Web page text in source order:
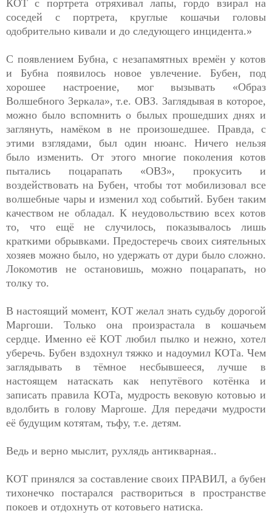
КОТ с портрета отряхивал лапы, гордо взирал на
соседей с портрета, круглые кошачьи головы
одобрительно кивали и до следующего инцидента.»
С появлением Бубна, с незапамятных времён у котов
и Бубна появилось новое увлечение. Бубен, под
хорошее настроение, мог вызывать «Образ
Волшебного Зеркала», т.е. ОВЗ. Заглядывая в которое,
можно было вспомнить о былых прошедших днях и
заглянуть, намёком в не произошедшее. Правда, с
этими взглядами, был один нюанс. Ничего нельзя
было изменить. От этого многие поколения котов
пытались поцарапать «ОВЗ», прокусить и
воздействовать на Бубен, чтобы тот мобилизовал все
волшебные чары и изменил ход событий. Бубен таким
качеством не обладал. К неудовольствию всех котов
то, что ещё не случилось, показывалось лишь
краткими обрывками. Предостеречь своих сиятельных
хозяев можно было, но удержать от дури было сложно.
Локомотив не остановишь, можно поцарапать, но
толку то.
В настоящий момент, КОТ желал знать судьбу дорогой
Маргоши. Только она произрастала в кошачьем
сердце. Именно её КОТ любил пылко и нежно, хотел
уберечь. Бубен вздохнул тяжко и надоумил КОТа. Чем
заглядывать в тёмное несбывшееся, лучше в
настоящем натаскать как непутёвого котёнка и
записать правила КОТа, мудрость вековую котовью и
вдолбить в голову Маргоше. Для передачи мудрости
её будущим котятам, тьфу, т.е. детям.
Ведь и верно мыслит, рухлядь антикварная..
КОТ принялся за составление своих ПРАВИЛ, а бубен
тихонечко постарался раствориться в пространстве
покоев и отдохнуть от котовьего натиска.